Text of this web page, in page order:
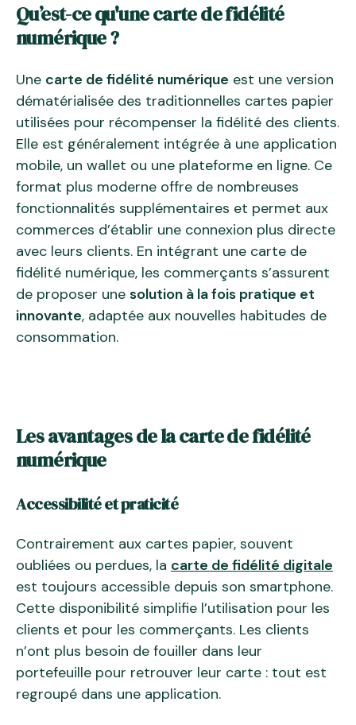
Qu’est-ce qu'une carte de fidélité
numérique ?
Une carte de fidélité numérique est une version
dématérialisée des traditionnelles cartes papier
utilisées pour récompenser la fidélité des clients.
Elle est généralement intégrée à une application
mobile, un wallet ou une plateforme en ligne. Ce
format plus moderne offre de nombreuses
fonctionnalités supplémentaires et permet aux
commerces d’établir une connexion plus directe
avec leurs clients. En intégrant une carte de
fidélité numérique, les commerçants s’assurent
de proposer une solution à la fois pratique et
innovante, adaptée aux nouvelles habitudes de
consommation.
Les avantages de la carte de fidélité
numérique
Accessibilité et praticité
Contrairement aux cartes papier, souvent
oubliées ou perdues, la carte de fidélité digitale
est toujours accessible depuis son smartphone.
Cette disponibilité simplifie l’utilisation pour les
clients et pour les commerçants. Les clients
n’ont plus besoin de fouiller dans leur
portefeuille pour retrouver leur carte : tout est
regroupé dans une application.